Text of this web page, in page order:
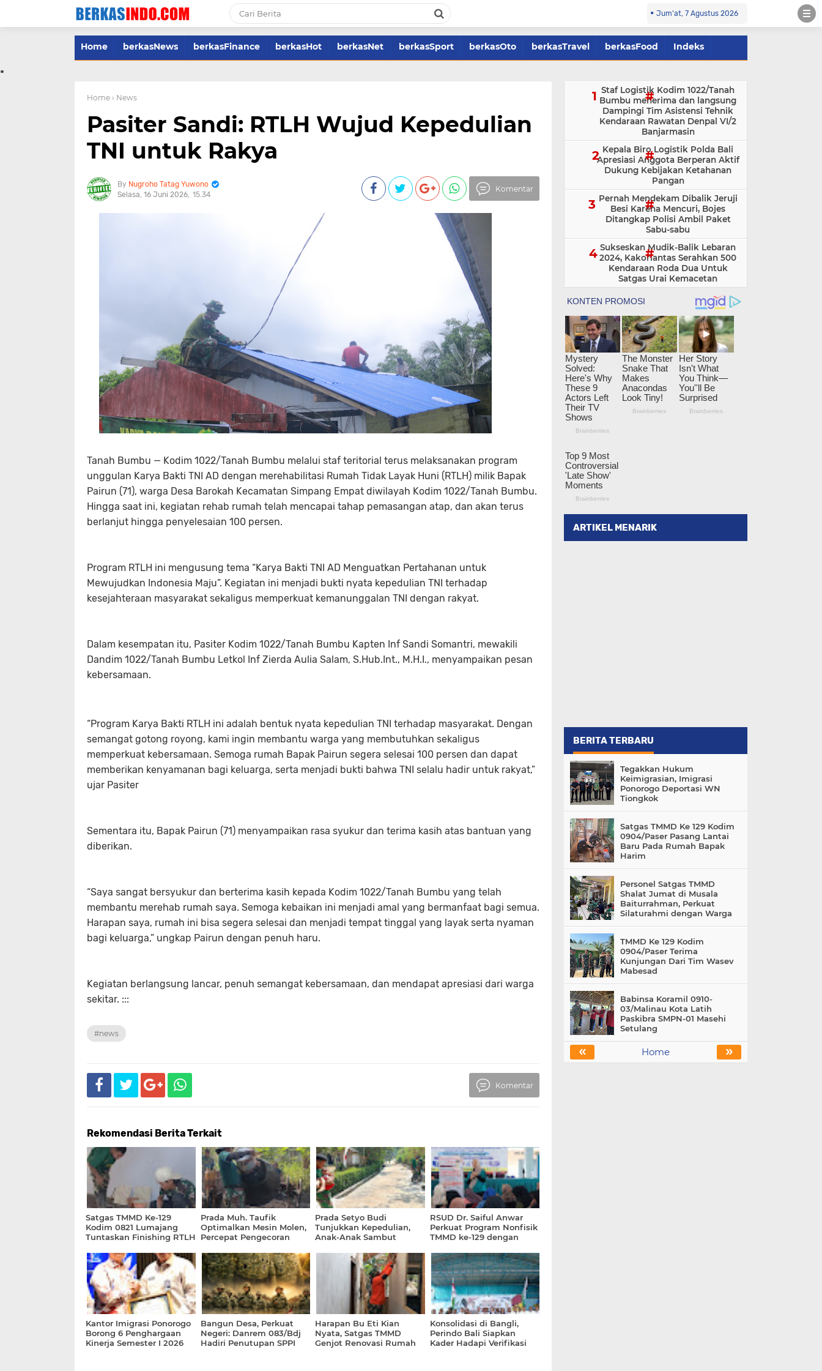
Jum'at, 7 Agustus 2026
Home berkasNews berkasFinance berkasHot berkasNet berkasSport berkasOto berkasTravel berkasFood Indeks
.
Home › News
Pasiter Sandi: RTLH Wujud Kepedulian
TNI untuk Rakya
Nugroho Tatag Yuwono
Selasa, 16 Juni 2026 15.34
Komentar
Tanah Bumbu — Kodim 1022/Tanah Bumbu melalui staf teritorial terus melaksanakan program
unggulan Karya Bakti TNI AD dengan merehabilitasi Rumah Tidak Layak Huni (RTLH) milik Bapak
Pairun (71), warga Desa Barokah Kecamatan Simpang Empat diwilayah Kodim 1022/Tanah Bumbu.
Hingga saat ini, kegiatan rehab rumah telah mencapai tahap pemasangan atap, dan akan terus
berlanjut hingga penyelesaian 100 persen.
Program RTLH ini mengusung tema “Karya Bakti TNI AD Menguatkan Pertahanan untuk
Mewujudkan Indonesia Maju”. Kegiatan ini menjadi bukti nyata kepedulian TNI terhadap
kesejahteraan masyarakat sekaligus memperkuat kemanunggalan TNI dengan rakyat.
Dalam kesempatan itu, Pasiter Kodim 1022/Tanah Bumbu Kapten Inf Sandi Somantri, mewakili
Dandim 1022/Tanah Bumbu Letkol Inf Zierda Aulia Salam, S.Hub.Int., M.H.I., menyampaikan pesan
kebersamaan.
“Program Karya Bakti RTLH ini adalah bentuk nyata kepedulian TNI terhadap masyarakat. Dengan
semangat gotong royong, kami ingin membantu warga yang membutuhkan sekaligus
memperkuat kebersamaan. Semoga rumah Bapak Pairun segera selesai 100 persen dan dapat
memberikan kenyamanan bagi keluarga, serta menjadi bukti bahwa TNI selalu hadir untuk rakyat,”
ujar Pasiter
Sementara itu, Bapak Pairun (71) menyampaikan rasa syukur dan terima kasih atas bantuan yang
diberikan.
“Saya sangat bersyukur dan berterima kasih kepada Kodim 1022/Tanah Bumbu yang telah
membantu merehab rumah saya. Semoga kebaikan ini menjadi amal yang bermanfaat bagi semua.
Harapan saya, rumah ini bisa segera selesai dan menjadi tempat tinggal yang layak serta nyaman
bagi keluarga,” ungkap Pairun dengan penuh haru.
Kegiatan berlangsung lancar, penuh semangat kebersamaan, dan mendapat apresiasi dari warga
sekitar. :::
#news
Komentar
Rekomendasi Berita Terkait
Satgas TMMD Ke-129
Kodim 0821 Lumajang
Tuntaskan Finishing RTLH
Pemasangan Keramik
Prada Muh. Taufik
Optimalkan Mesin Molen,
Percepat Pengecoran
Prada Setyo Budi
Tunjukkan Kepedulian,
Anak-Anak Sambut
RSUD Dr. Saiful Anwar
Perkuat Program Nonfisik
TMMD ke-129 dengan
Terpadu
Kantor Imigrasi Ponorogo
Borong 6 Penghargaan
Kinerja Semester I 2026
Bangun Desa, Perkuat
Negeri: Danrem 083/Bdj
Hadiri Penutupan SPPI
Harapan Bu Eti Kian
Nyata, Satgas TMMD
Genjot Renovasi Rumah
Konsolidasi di Bangli,
Perindo Bali Siapkan
Kader Hadapi Verifikasi
Staf Logistik Kodim 1022/Tanah
Bumbu menerima dan langsung
Dampingi Tim Asistensi Tehnik
Kendaraan Rawatan Denpal VI/2
Banjarmasin
Kepala Biro Logistik Polda Bali
Apresiasi Anggota Berperan Aktif
Dukung Kebijakan Ketahanan
Pangan
Pernah Mendekam Dibalik Jeruji
Besi Karena Mencuri, Bojes
Ditangkap Polisi Ambil Paket
Sabu-sabu
Sukseskan Mudik-Balik Lebaran
2024, Kakorlantas Serahkan 500
Kendaraan Roda Dua Untuk
Satgas Urai Kemacetan
ARTIKEL MENARIK
BERITA TERBARU
Tegakkan Hukum
Keimigrasian, Imigrasi
Ponorogo Deportasi WN
Tiongkok
Satgas TMMD Ke 129 Kodim
0904/Paser Pasang Lantai
Baru Pada Rumah Bapak
Harim
Personel Satgas TMMD
Shalat Jumat di Musala
Baiturrahman, Perkuat
Silaturahmi dengan Warga
TMMD Ke 129 Kodim
0904/Paser Terima
Kunjungan Dari Tim Wasev
Mabesad
Babinsa Koramil 0910-
03/Malinau Kota Latih
Paskibra SMPN-01 Masehi
Setulang
« »
Home